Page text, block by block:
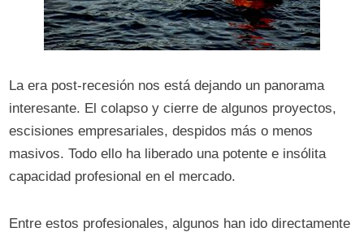
La era post-recesión nos está dejando un panorama
interesante. El colapso y cierre de algunos proyectos,
escisiones empresariales, despidos más o menos
masivos. Todo ello ha liberado una potente e insólita
capacidad profesional en el mercado.
Entre estos profesionales, algunos han ido directamente